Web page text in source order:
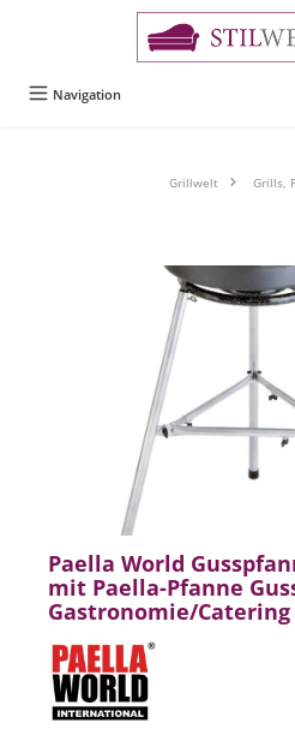
Navigation
Grillwelt Grills,
Bildergalerie überspringen
Paella World
mit Paella-Pfanne
Gastronomie/Catering